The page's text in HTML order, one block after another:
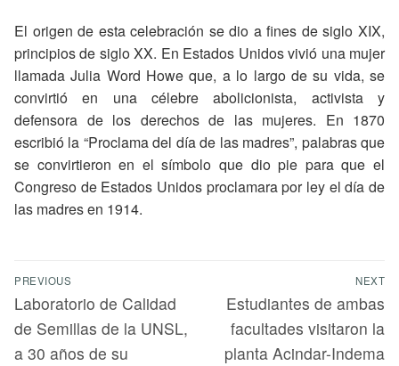
El origen de esta celebración se dio a fines de siglo XIX,
principios de siglo XX. En Estados Unidos vivió una mujer
llamada Julia Word Howe que, a lo largo de su vida, se
convirtió en una célebre abolicionista, activista y
defensora de los derechos de las mujeres. En 1870
escribió la “Proclama del día de las madres”, palabras que
se convirtieron en el símbolo que dio pie para que el
Congreso de Estados Unidos proclamara por ley el día de
las madres en 1914.
PREVIOUS
Laboratorio de Calidad
de Semillas de la UNSL,
a 30 años de su
NEXT
Estudiantes de ambas
facultades visitaron la
planta Acindar-Indema